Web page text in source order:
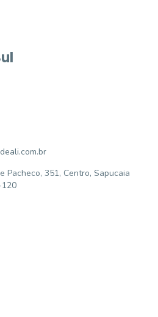
Pacheco, 351, Centro, Sapucaia